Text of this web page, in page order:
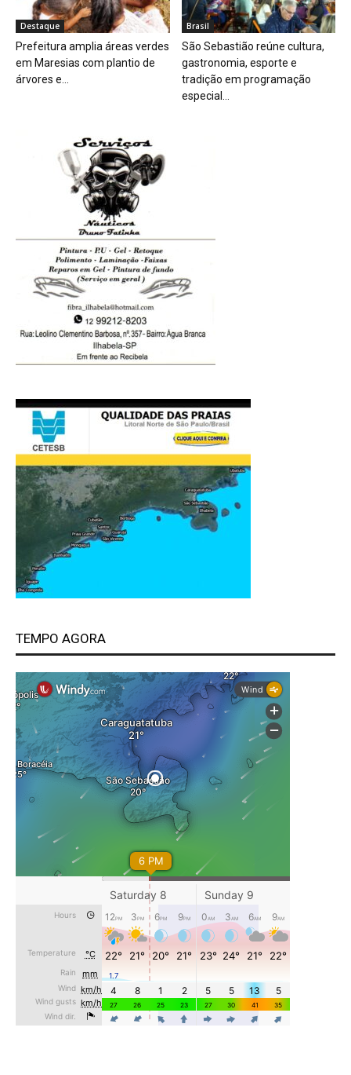
Destaque
Prefeitura amplia áreas verdes
em Maresias com plantio de
árvores e...
Brasil
São Sebastião reúne cultura,
gastronomia, esporte e
tradição em programação
especial...
TEMPO AGORA